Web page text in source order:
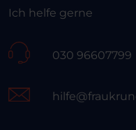
Ich helfe gerne
030 96607799